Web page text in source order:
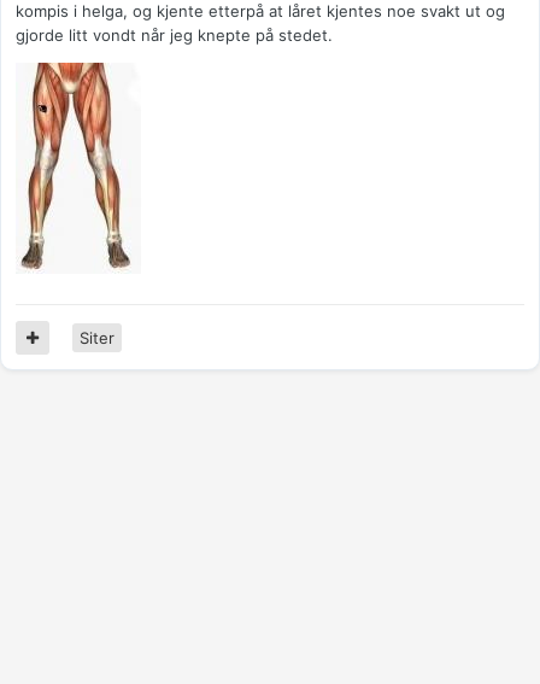
kompis i helga, og kjente etterpå at låret kjentes noe svakt ut og
gjorde litt vondt når jeg knepte på stedet.
Siter